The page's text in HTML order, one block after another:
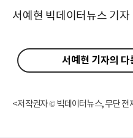
서예현 빅데이터뉴스 기
서예현 기자의 다
<저작권자 © 빅데이터뉴스, 무단 전